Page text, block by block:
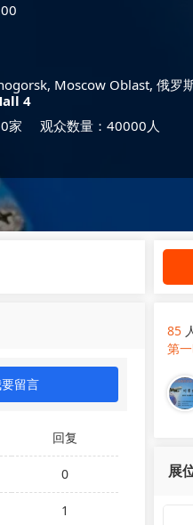
Moscow Oblast, 俄罗
4
家 观众数量：40000人
留言
回复
0
1
85
第
展